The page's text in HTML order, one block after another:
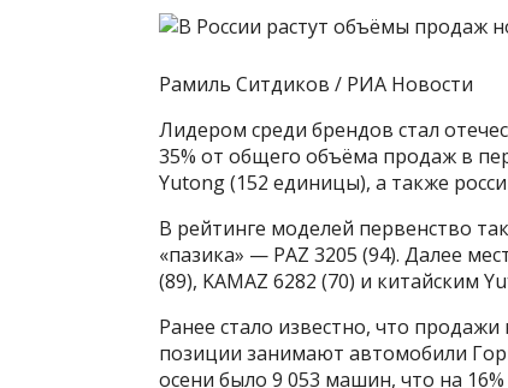
Рамиль Ситдиков / РИА Новости
Лидером среди брендов стал
35% от общего объёма продаж в
Yutong (152 единицы), а также
В рейтинге моделей первенство
«пазика» — PAZ 3205 (94). Далее
(89), KAMAZ 6282 (70) и китайским
Ранее стало известно, что
позиции занимают автомобили
осени было 9 053 машин, что на